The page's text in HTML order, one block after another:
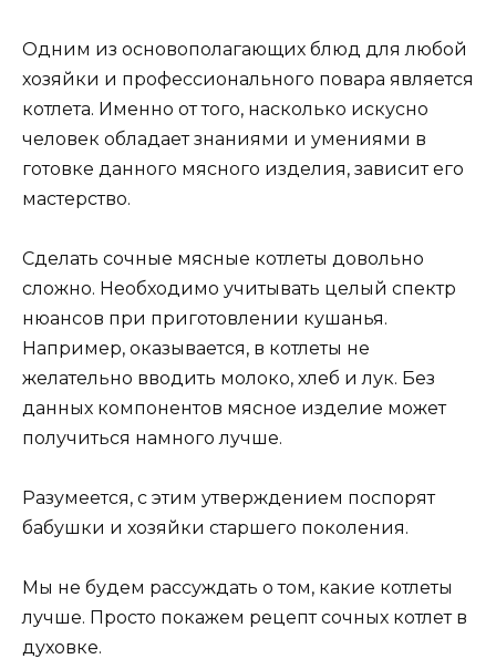
Одним из основополагающих блюд для любой
хозяйки и профессионального повара является
котлета. Именно от того, насколько искусно
человек обладает знаниями и умениями в
готовке данного мясного изделия, зависит его
мастерство.
Сделать сочные мясные котлеты довольно
сложно. Необходимо учитывать целый спектр
нюансов при приготовлении кушанья.
Например, оказывается, в котлеты не
желательно вводить молоко, хлеб и лук. Без
данных компонентов мясное изделие может
получиться намного лучше.
Разумеется, с этим утверждением поспорят
бабушки и хозяйки старшего поколения.
Мы не будем рассуждать о том, какие котлеты
лучше. Просто покажем рецепт сочных котлет в
духовке.